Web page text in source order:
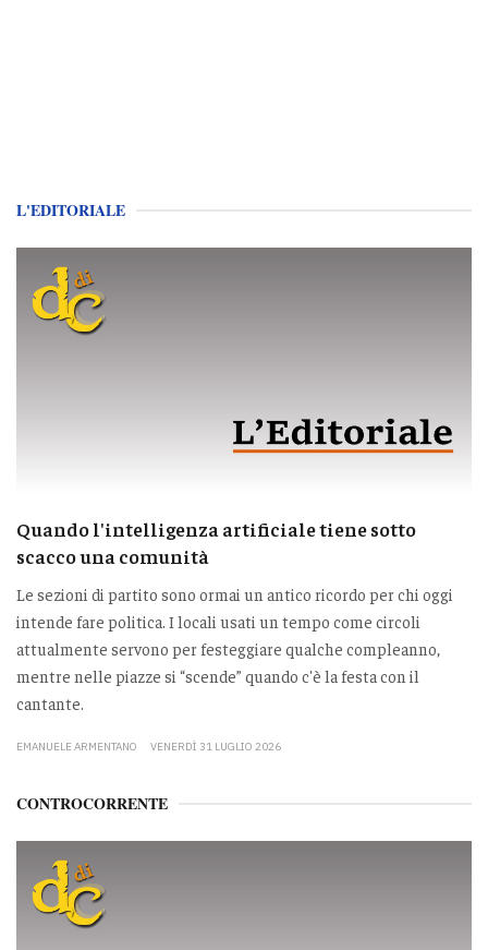
L'EDITORIALE
Quando l'intelligenza artificiale tiene sotto
scacco una comunità
Le sezioni di partito sono ormai un antico ricordo per chi oggi
intende fare politica. I locali usati un tempo come circoli
attualmente servono per festeggiare qualche compleanno,
mentre nelle piazze si “scende” quando c'è la festa con il
cantante.
EMANUELE ARMENTANO VENERDÌ 31 LUGLIO 2026
CONTROCORRENTE